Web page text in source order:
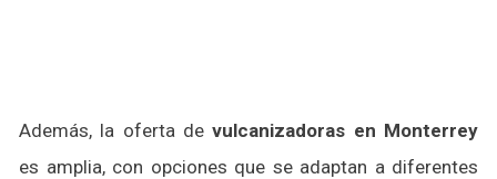
Además, la oferta devulcanizadoras en Monterrey
es amplia, con opciones que se adaptan a diferentes